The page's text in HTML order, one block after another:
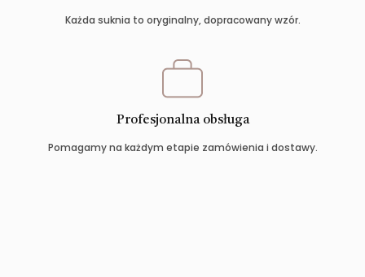
Każda suknia to oryginalny, dopracowany wzór.
Profesjonalna obsługa
Pomagamy na każdym etapie zamówienia i dostawy.